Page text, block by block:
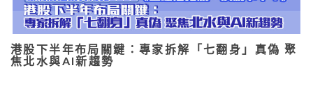
港股下半年布局關鍵：專家拆解「七翻身」真偽 聚
焦北水與AI新趨勢